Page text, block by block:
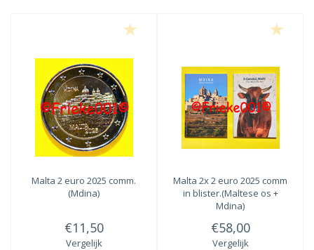
Malta 2 euro 2025 comm.
(Mdina)
€11,50
Vergelijk
Malta 2x 2 euro 2025 comm
in blister.(Maltese os +
Mdina)
€58,00
Vergelijk